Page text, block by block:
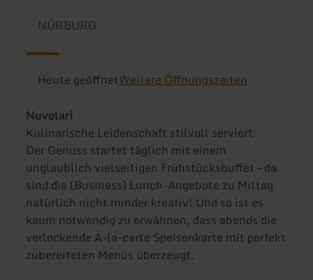
NÜRBURG
Heute geöffnetWeitere Öffnungszeiten
Nuvolari
Kulinarische Leidenschaft stilvoll serviert
Der Genuss startet täglich mit einem
unglaublich vielseitigen Frühstücksbuffet – da
sind die (Business) Lunch-Angebote zu Mittag
natürlich nicht minder kreativ! Und so ist es
kaum notwendig zu erwähnen, dass abends die
verlockende À-la-carte Speisenkarte mit perfekt
zubereiteten Menüs überzeugt.